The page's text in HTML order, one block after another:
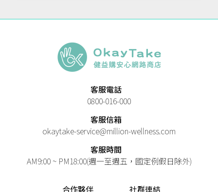
客服電話
0800-016-000
客服信箱
okaytake-service@million-wellness.com
客服時間
AM9:00 ~ PM18:00(週一至週五，國定例假日除外)
合作夥伴 社群連結